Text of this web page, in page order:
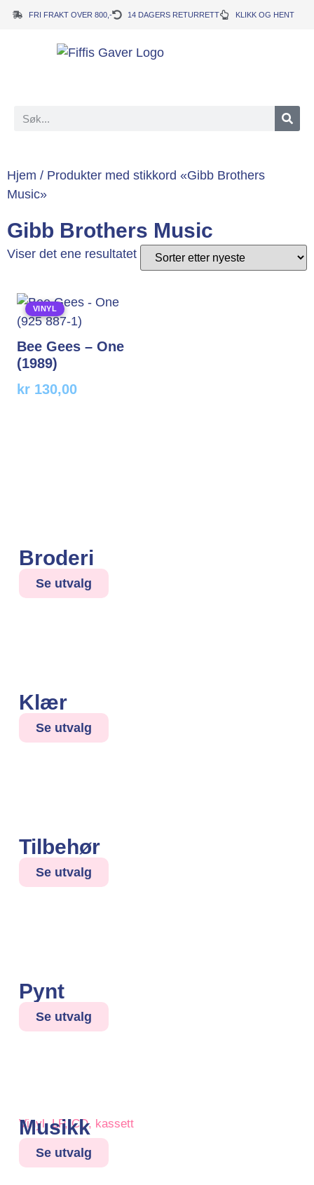
FRI FRAKT OVER 800,- 14 DAGERS RETURRETT KLIKK OG HENT
Hjem / Produkter med stikkord «Gibb Brothers
Music»
Gibb Brothers Music
Viser det ene resultatet
VINYL
Bee Gees – One
(1989)
kr 130,00
Broderi
Se utvalg
Klær
Se utvalg
Tilbehør
Se utvalg
Pynt
Se utvalg
Vinyl, LP, CD, kassett
Musikk
Se utvalg